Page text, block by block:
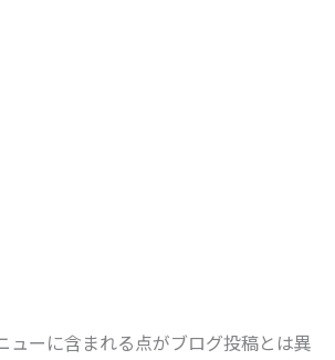
ーに含まれる点がブログ投稿とは異